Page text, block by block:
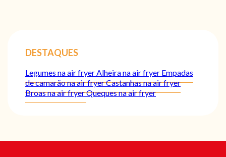
DESTAQUES
Legumes na air fryerAlheira na air fryer Empadas
de camarão na air fryerCastanhas na air fryer
Broas na air fryerQueques na air fryer